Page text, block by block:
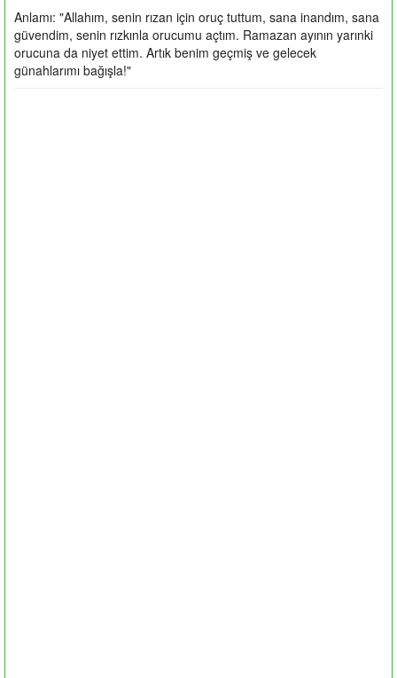
Anlamı: "Allahım, senin rızan için oruç tuttum, sana inandım, sana
güvendim, senin rızkınla orucumu açtım. Ramazan ayının yarınki
orucuna da niyet ettim. Artık benim geçmiş ve gelecek
günahlarımı bağışla!"